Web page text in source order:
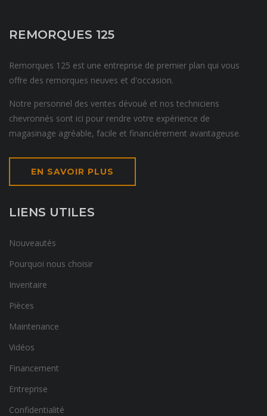
REMORQUES 125
Remorques 125 est une entreprise de premier plan qui vous
offre des remorques neuves et d'occasion.
Notre personnel des ventes dévoué et nos techniciens
chevronnés sont ici pour rendre votre expérience de
magasinage agréable, facile et financièrement avantageuse.
EN SAVOIR PLUS
LIENS UTILES
Nouveautés
Pourquoi nous choisir
Inventaire
Pièces
Maintenance
Vidéos
Financement
Entreprise
Confidentialité